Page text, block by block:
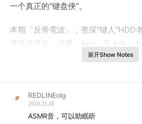
一个真正的“键盘侠”。
本期「反骨電波」，资深“键人”HDD
播路易零玖、渣男、boy、王大夫，
客制化机械键盘知识，探索客制化机
Song list：
1. 国分友里恵 - Just A Joke
展开Show Notes
REDLINEolg
2024.11.26
ASMR音，可以助眠听